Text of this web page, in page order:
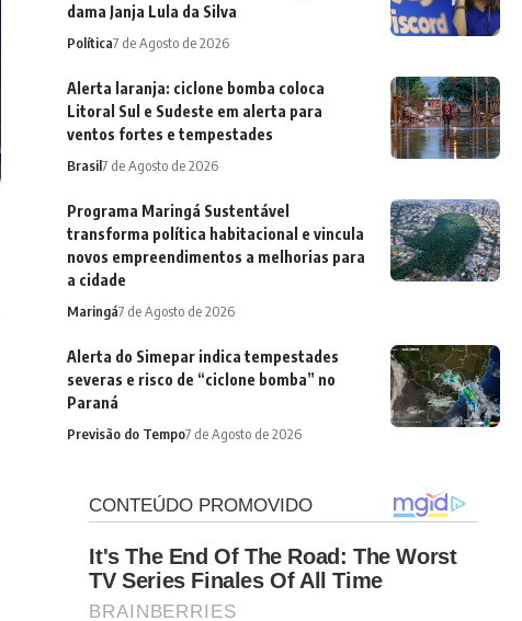
dama Janja Lula da Silva
Política7 de Agosto de 2026
Alerta laranja: ciclone bomba coloca
Litoral Sul e Sudeste em alerta para
ventos fortes e tempestades
Brasil7 de Agosto de 2026
Programa Maringá Sustentável
transforma política habitacional e vincula
novos empreendimentos a melhorias para
a cidade
Maringá7 de Agosto de 2026
Alerta do Simepar indica tempestades
severas e risco de “ciclone bomba” no
Paraná
Previsão do Tempo7 de Agosto de 2026